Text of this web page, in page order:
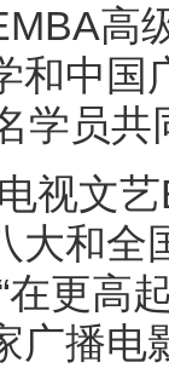
高
和中国
学员
文艺
大和全
在更高
广播电